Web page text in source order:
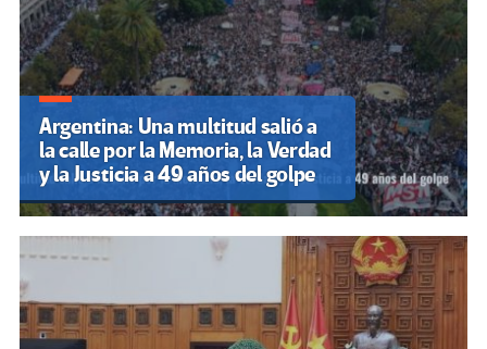
Argentina: Una multitud salió a
la calle por la Memoria, la Verdad
y la Justicia a 49 años del golpe